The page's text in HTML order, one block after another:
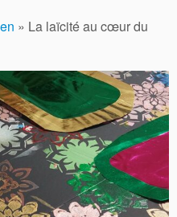
» La laïcité au cœur du